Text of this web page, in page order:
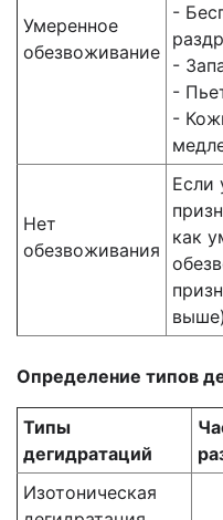
Умеренное
обезвоживание
-
-
-
-
Нет
обезвоживания
Если
как
выше)
Определение типов
Типы
дегидратаций
Изотоническая